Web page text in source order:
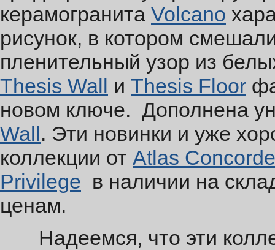
керамогранита Volcano
рисунок, в котором
пленительный узор из
Thesis Wall и Thesis Floor
новом ключе. Дополнена
Wall. Эти новинки и уже
коллекции от Atlas
Privilege в наличии на
ценам.
Надеемся, что эти